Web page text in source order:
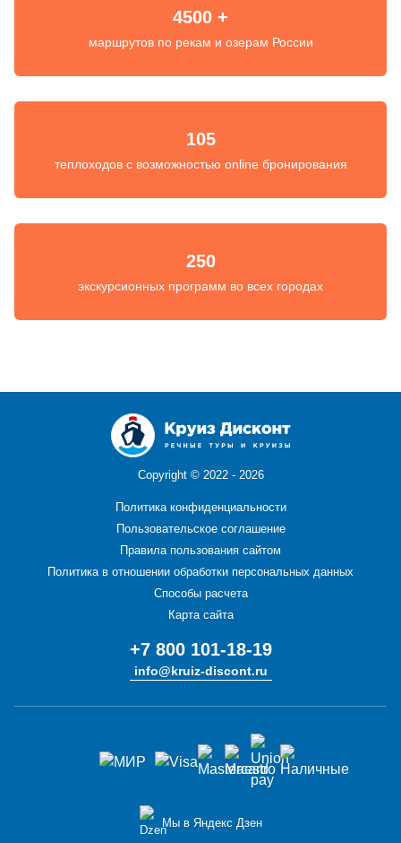
4500 +
маршрутов по рекам и озерам России
105
теплоходов с возможностью online бронирования
250
экскурсионных программ во всех городах
Copyright © 2022 - 2026
Политика конфиденциальности
Пользовательское соглашение
Правила пользования сайтом
Политика в отношении обработки персональных данных
Способы расчета
Карта сайта
+7 800 101-18-19
info@kruiz-discont.ru
Мы в Яндекс Дзен